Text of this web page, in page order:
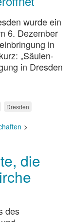
wurde ein
6. Dezember
in
„Säulen-
in Dresden
Dresden
die
des